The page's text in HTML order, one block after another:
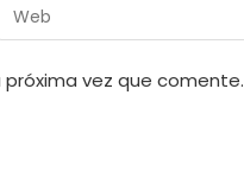
Introduce
de
vez que comente.